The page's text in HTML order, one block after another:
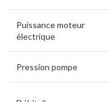
Puissance moteur
électrique
Pression pompe